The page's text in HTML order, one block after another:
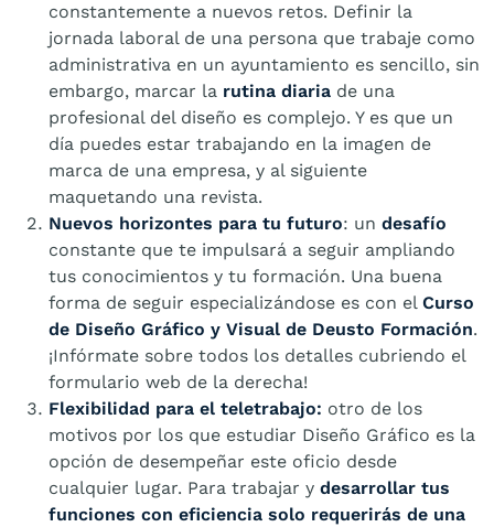
constantemente a nuevos retos. Definir la
jornada laboral de una persona que trabaje como
administrativa en un ayuntamiento es sencillo, sin
embargo, marcar la rutina diaria de una
profesional del diseño es complejo. Y es que un
día puedes estar trabajando en la imagen de
marca de una empresa, y al siguiente
maquetando una revista.
Nuevos horizontes para tu futuro: un desafío
constante que te impulsará a seguir ampliando
tus conocimientos y tu formación. Una buena
forma de seguir especializándose es con el Curso
de Diseño Gráfico y Visual de Deusto Formación.
¡Infórmate sobre todos los detalles cubriendo el
formulario web de la derecha!
Flexibilidad para el teletrabajo: otro de los
motivos por los que estudiar Diseño Gráfico es la
opción de desempeñar este oficio desde
cualquier lugar. Para trabajar y desarrollar tus
funciones con eficiencia solo requerirás de una